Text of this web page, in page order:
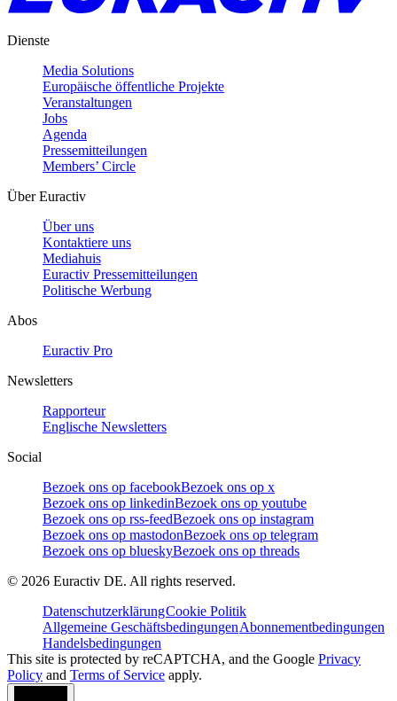
Dienste
Media Solutions
Europäische öffentliche Projekte
Veranstaltungen
Jobs
Agenda
Pressemitteilungen
Members’ Circle
Über Euractiv
Über uns
Kontaktiere uns
Mediahuis
Euractiv Pressemitteilungen
Politische Werbung
Abos
Euractiv Pro
Newsletters
Rapporteur
Englische Newsletters
Social
Bezoek ons op facebookBezoek ons op x
Bezoek ons op linkedinBezoek ons op youtube
Bezoek ons op rss-feedBezoek ons op instagram
Bezoek ons op mastodonBezoek ons op telegram
Bezoek ons op blueskyBezoek ons op threads
© 2026 Euractiv DE. All rights reserved.
DatenschutzerklärungCookie Politik
Allgemeine GeschäftsbedingungenAbonnementbedingungen
Handelsbedingungen
This site is protected by reCAPTCHA, and the Google Privacy
Policy and Terms of Service apply.